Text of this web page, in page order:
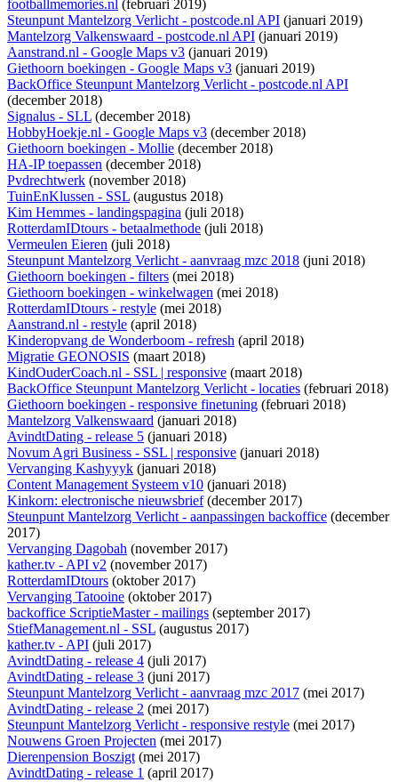
footballmemories.nl (februari 2019)
Steunpunt Mantelzorg Verlicht - postcode.nl API (januari 2019)
Mantelzorg Valkenswaard - postcode.nl API (januari 2019)
Aanstrand.nl - Google Maps v3 (januari 2019)
Giethoorn boekingen - Google Maps v3 (januari 2019)
BackOffice Steunpunt Mantelzorg Verlicht - postcode.nl API
(december 2018)
Signalus - SLL (december 2018)
HobbyHoekje.nl - Google Maps v3 (december 2018)
Giethoorn boekingen - Mollie (december 2018)
HA-IP toepassen (december 2018)
Pvdrechtwerk (november 2018)
TuinEnKlussen - SSL (augustus 2018)
Kim Hemmes - landingspagina (juli 2018)
RotterdamIDtours - betaalmethode (juli 2018)
Vermeulen Eieren (juli 2018)
Steunpunt Mantelzorg Verlicht - aanvraag mzc 2018 (juni 2018)
Giethoorn boekingen - filters (mei 2018)
Giethoorn boekingen - winkelwagen (mei 2018)
RotterdamIDtours - restyle (mei 2018)
Aanstrand.nl - restyle (april 2018)
Kinderopvang de Wonderboom - refresh (april 2018)
Migratie GEONOSIS (maart 2018)
KindOuderCoach.nl - SSL | responsive (maart 2018)
BackOffice Steunpunt Mantelzorg Verlicht - locaties (februari 2018)
Giethoorn boekingen - responsive finetuning (februari 2018)
Mantelzorg Valkenswaard (januari 2018)
AvindtDating - release 5 (januari 2018)
Novum Agri Business - SSL | responsive (januari 2018)
Vervanging Kashyyyk (januari 2018)
Content Management Systeem v10 (januari 2018)
Kinkorn: electronische nieuwsbrief(december 2017)
Steunpunt Mantelzorg Verlicht - aanpassingen backoffice (december
2017)
Vervanging Dagobah (november 2017)
kather.tv - API v2 (november 2017)
RotterdamIDtours (oktober 2017)
Vervanging Tatooine (oktober 2017)
backoffice ScriptieMaster - mailings (september 2017)
StiefManagement.nl - SSL (augustus 2017)
kather.tv - API (juli 2017)
AvindtDating - release 4 (juli 2017)
AvindtDating - release 3 (juni 2017)
Steunpunt Mantelzorg Verlicht - aanvraag mzc 2017 (mei 2017)
AvindtDating - release 2 (mei 2017)
Steunpunt Mantelzorg Verlicht - responsive restyle (mei 2017)
Nouwens Groen Projecten (mei 2017)
Dierenpension Boszigt(mei 2017)
AvindtDating - release 1 (april 2017)